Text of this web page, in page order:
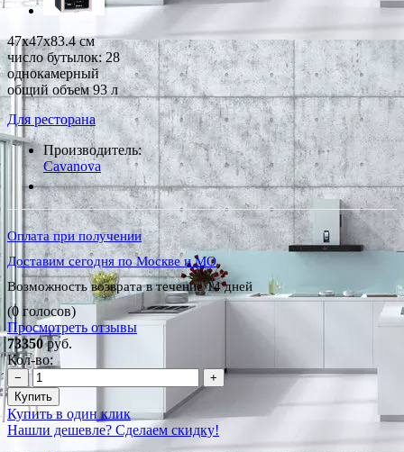
47x47x83.4 см
число бутылок: 28
однокамерный
общий объем 93 л
Для ресторана
Производитель:
Cavanova
*Наличие уточняйте у менеджера
Оплата при получении
Доставим сегодня по Москве и МО
Возможность возврата в течение 14 дней
(0 голосов)
Просмотреть отзывы
73350руб.
Кол-во:
−
+
Купить
Купить в один клик
Нашли дешевле? Сделаем скидку!